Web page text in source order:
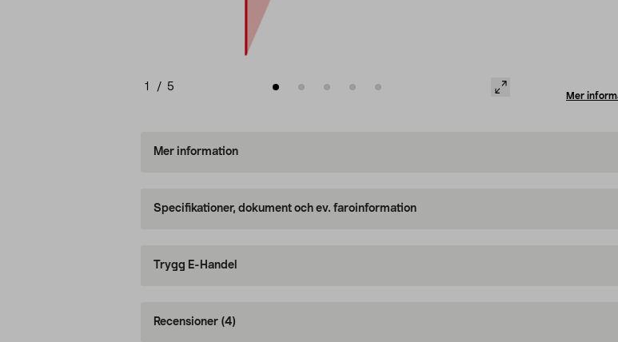
1 / 5
Mer
Mer information
Specifikationer, dokument och ev. faroinformation
Trygg E-Handel
Recensioner (4)